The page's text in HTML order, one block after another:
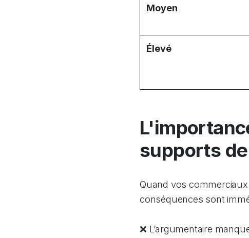
Moyen
Élevé
supports
Quand vos
conséquences sont
❌ L’argumentaire